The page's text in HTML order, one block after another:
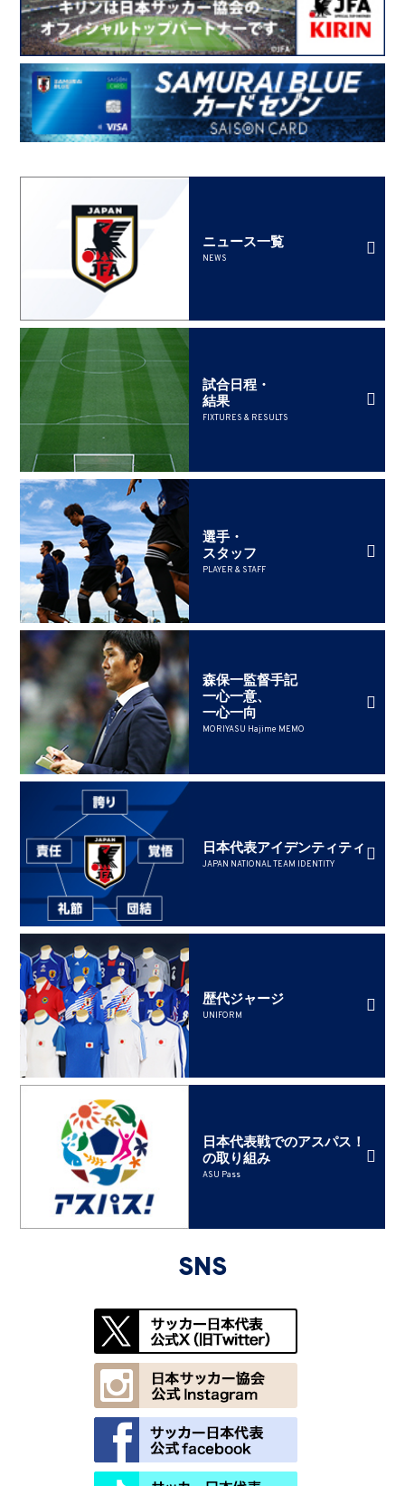
ニュース一覧
NEWS
試合日程・
結果
FIXTURES & RESULTS
選手・
スタッフ
PLAYER & STAFF
森保一監督手記
一心一意、
一心一向
MORIYASU Hajime MEMO
日本代表アイデンティティ
JAPAN NATIONAL TEAM IDENTITY
歴代ジャージ
UNIFORM
日本代表戦でのアスパス！
の取り組み
ASU Pass
SNS